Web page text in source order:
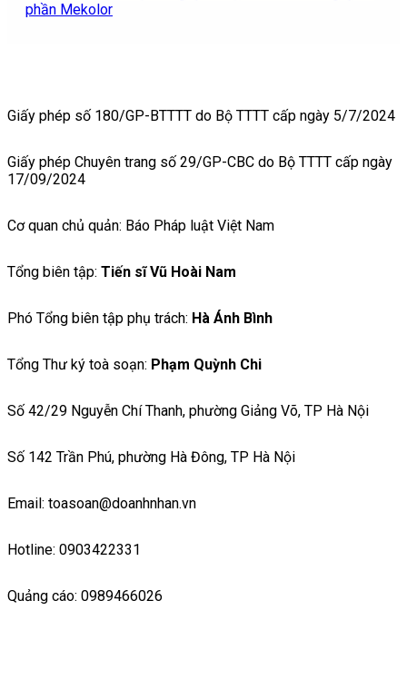
phần Mekolor
Giấy phép số 180/GP-BTTTT do Bộ TTTT cấp ngày 5/7/2024
Giấy phép Chuyên trang số 29/GP-CBC do Bộ TTTT cấp ngày
17/09/2024
Cơ quan chủ quản: Báo Pháp luật Việt Nam
Tổng biên tập: Tiến sĩ Vũ Hoài Nam
Phó Tổng biên tập phụ trách: Hà Ánh Bình
Tổng Thư ký toà soạn: Phạm Quỳnh Chi
Số 42/29 Nguyễn Chí Thanh, phường Giảng Võ, TP Hà Nội
Số 142 Trần Phú, phường Hà Đông, TP Hà Nội
Email: toasoan@doanhnhan.vn
Hotline: 0903422331
Quảng cáo: 0989466026